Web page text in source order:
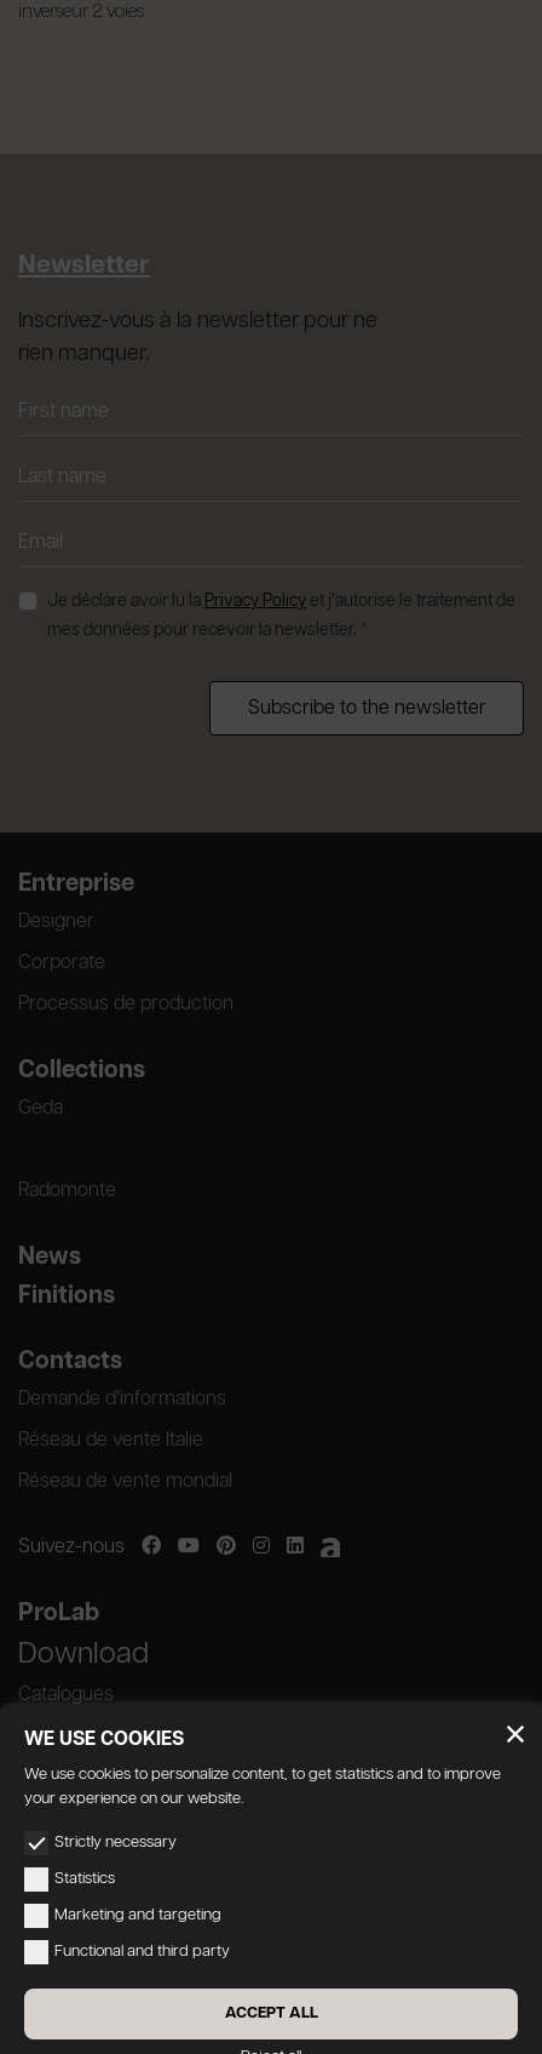
inverseur 2 voies
Newsletter
Inscrivez-vous à la newsletter pour ne
rien manquer.
Je déclare avoir lu la Privacy Policy et j’autorise le traitement de
mes données pour recevoir la newsletter. *
Subscribe to the newsletter
Entreprise
Designer
Corporate
Processus de production
Collections
Geda
Radomonte
News
Finitions
Contacts
Demande d’informations
Réseau de vente Italie
Réseau de vente mondial
Suivez-nous
ProLab
Download
Catalogues
Accessibilite
Credits:Oecus&W3design
WE USE COOKIES
We use cookies to personalize content, to get statistics and to improve
your experience on our website.
Strictly necessary
Statistics
Marketing and targeting
Functional and third party
ACCEPT ALL